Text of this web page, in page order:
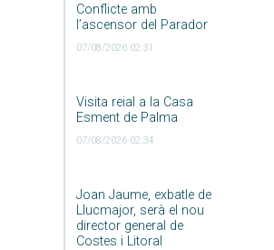
Conflicte amb
l’ascensor del Parador
07/08/2026 02:31
Visita reial a la Casa
Esment de Palma
07/08/2026 02:34
Joan Jaume, exbatle de
Llucmajor, serà el nou
director general de
Costes i Litoral